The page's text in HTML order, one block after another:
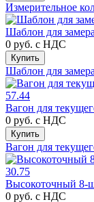
Измерительное
Шаблон для
0 руб. с НДС
Купить
Шаблон для
Вагон для
0 руб. с НДС
Купить
Вагон для
Высокоточный 8-
0 руб. с НДС